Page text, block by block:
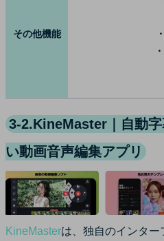
その他機能
3-2.KineMaster｜自動
い動画音声編集アプリ
KineMasterは、独自のインタ